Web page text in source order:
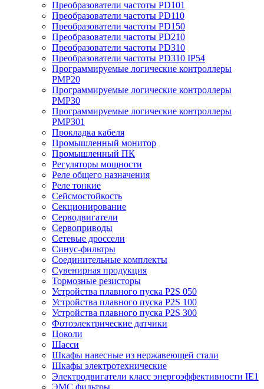
Преобразователи частоты PD101
Преобразователи частоты PD110
Преобразователи частоты PD150
Преобразователи частоты PD210
Преобразователи частоты PD310
Преобразователи частоты PD310 IP54
Программируемые логические контроллеры
PMP20
Программируемые логические контроллеры
PMP30
Программируемые логические контроллеры
PMP301
Прокладка кабеля
Промышленный монитор
Промышленный ПК
Регуляторы мощности
Реле общего назначения
Реле тонкие
Сейсмостойкость
Секционирование
Серводвигатели
Сервоприводы
Сетевые дроссели
Синус-фильтры
Соединительные комплекты
Сувенирная продукция
Тормозные резисторы
Устройства плавного пуска P2S 050
Устройства плавного пуска P2S 100
Устройства плавного пуска P2S 300
Фотоэлектрические датчики
Цоколи
Шасси
Шкафы навесные из нержавеющей стали
Шкафы электротехнические
Электродвигатели класс энергоэффективности IE1
ЭМС фильтры